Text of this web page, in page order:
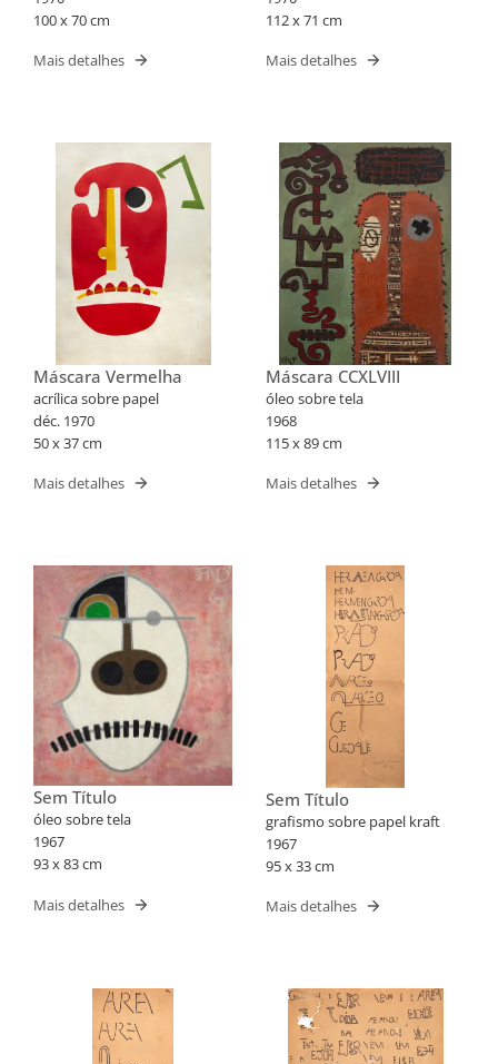
100 x 70 cm
Mais detalhes
112 x 71 cm
Mais detalhes
Máscara Vermelha
acrílica sobre papel
déc. 1970
50 x 37 cm
Mais detalhes
Máscara CCXLVIII
óleo sobre tela
1968
115 x 89 cm
Mais detalhes
Sem Título
óleo sobre tela
1967
93 x 83 cm
Mais detalhes
Sem Título
grafismo sobre papel kraft
1967
95 x 33 cm
Mais detalhes